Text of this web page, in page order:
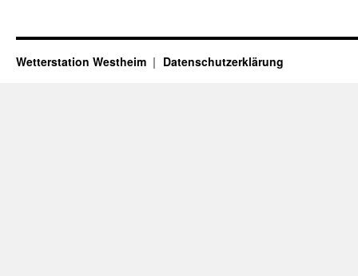
Wetterstation Westheim Datenschutzerklärung